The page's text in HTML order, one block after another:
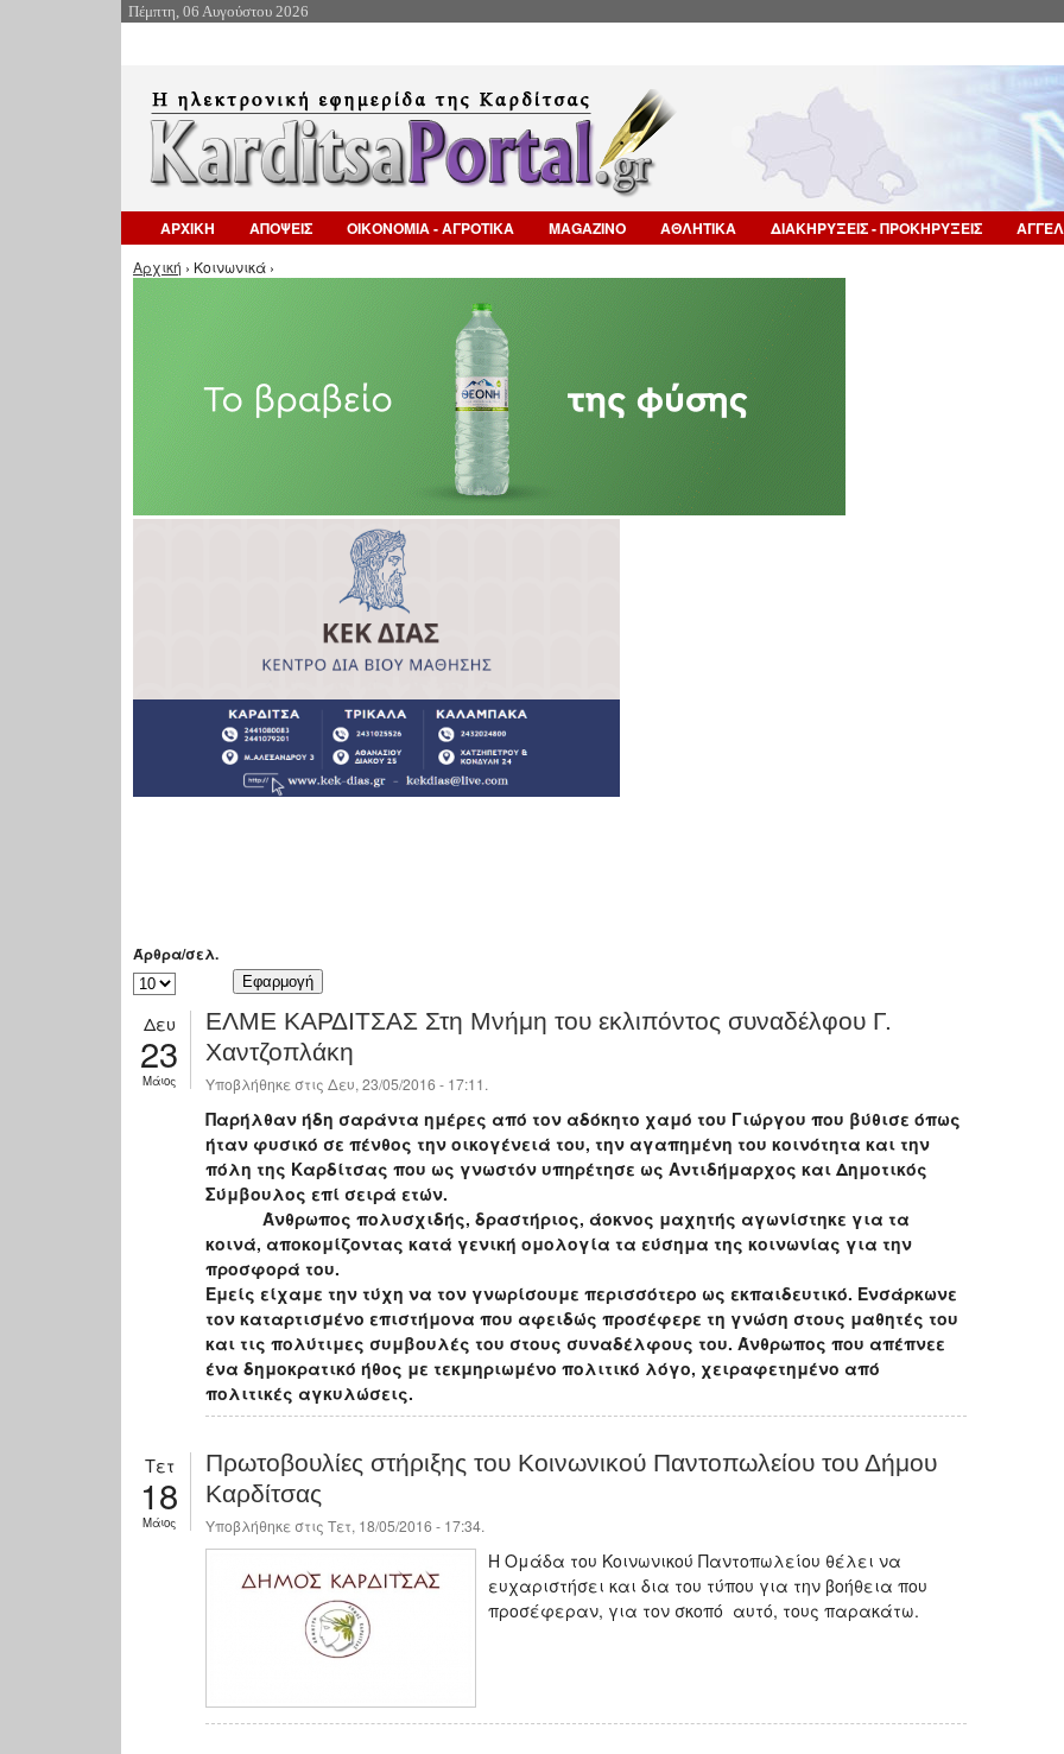
Πέμπτη, 06 Αυγούστου 2026
ΑΡΧΙΚΗ ΑΠΟΨΕΙΣ ΟΙΚΟΝΟΜΙΑ - ΑΓΡΟΤΙΚΑ MAGAZINO ΑΘΛΗΤΙΚΑ ΔΙΑΚΗΡΥΞΕΙΣ - ΠΡΟΚΗΡΥΞΕΙΣ
Είστε εδώ
Αρχική › Κοινωνικά ›
Άρθρα/σελ.
Δευ
23
Μάιος
ΕΛΜΕ ΚΑΡΔΙΤΣΑΣ Στη Μνήμη του εκλιπόντος συναδέλφου Γ.
Χαντζοπλάκη
Υποβλήθηκε στις Δευ, 23/05/2016 - 17:11.
Παρήλθαν ήδη σαράντα ημέρες από τον αδόκητο χαμό του Γιώργου που βύθισε όπως
ήταν φυσικό σε πένθος την οικογένειά του, την αγαπημένη του κοινότητα και την
πόλη της Καρδίτσας που ως γνωστόν υπηρέτησε ως Αντιδήμαρχος και Δημοτικός
Σύμβουλος επί σειρά ετών.
Άνθρωπος πολυσχιδής, δραστήριος, άοκνος μαχητής αγωνίστηκε για τα
κοινά, αποκομίζοντας κατά γενική ομολογία τα εύσημα της κοινωνίας για την
προσφορά του.
Εμείς είχαμε την τύχη να τον γνωρίσουμε περισσότερο ως εκπαιδευτικό. Ενσάρκωνε
τον καταρτισμένο επιστήμονα που αφειδώς προσέφερε τη γνώση στους μαθητές του
και τις πολύτιμες συμβουλές του στους συναδέλφους του. Άνθρωπος που απέπνεε
ένα δημοκρατικό ήθος με τεκμηριωμένο πολιτικό λόγο, χειραφετημένο από
πολιτικές αγκυλώσεις.
Τετ
18
Μάιος
Πρωτοβουλίες στήριξης του Κοινωνικού Παντοπωλείου του Δήμου
Καρδίτσας
Υποβλήθηκε στις Τετ, 18/05/2016 - 17:34.
Η Ομάδα του Κοινωνικού Παντοπωλείου θέλει να
ευχαριστήσει και δια του τύπου για την βοήθεια που
προσέφεραν, για τον σκοπό αυτό, τους παρακάτω.